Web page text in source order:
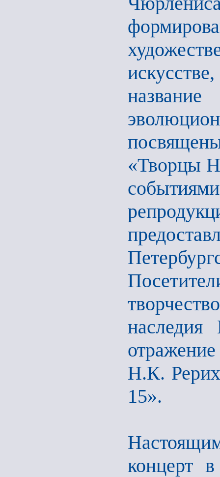
«Творцы
Н.К.
15».
концерт